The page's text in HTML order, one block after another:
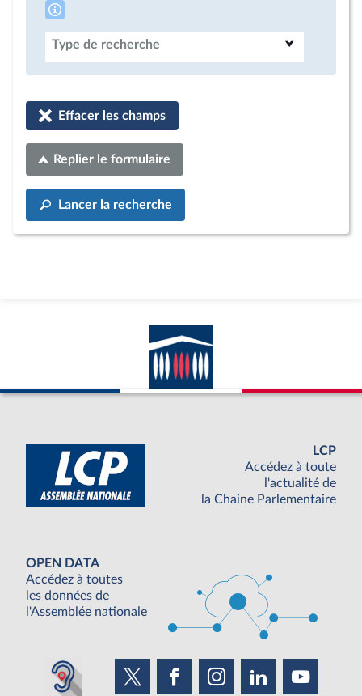
Type de recherche
Effacer les champs
Replier le formulaire
Lancer la recherche
LCP
Accédez à toute
l'actualité de
la Chaine Parlementaire
OPEN DATA
Accédez à toutes
les données de
l'Assemblée nationale